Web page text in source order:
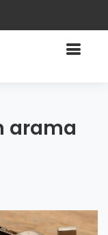
arama